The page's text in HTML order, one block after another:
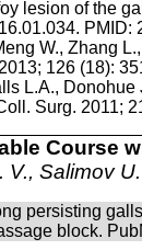
lesion of the
PMID:
W., Zhang
126 (18):
L.A.,
Surg. 2011;
Course
V., Salimov
persisting
block.